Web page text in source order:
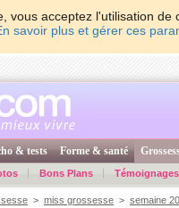
vous acceptez l'utilisation
savoir plus et gérer ces
& tests Forme & santé
Bons Plans Témoignages
> miss grossesse > semaine 20